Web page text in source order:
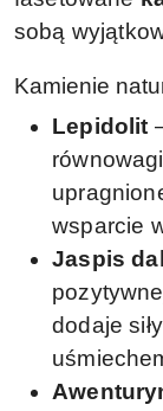
sobą
Kamienie
Lepidolit
wsparcie
Jaspis
dodaje